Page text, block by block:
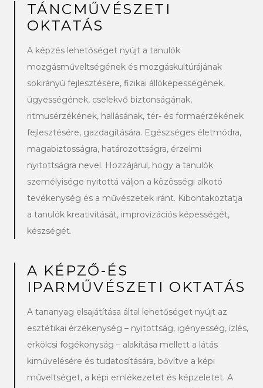
TÁNCMŰVÉSZETI
OKTATÁS
A képzés lehetőséget nyújt a tanulók
mozgásműveltségének és mozgáskultúrájának
sokirányú fejlesztésére, fizikai állóképességének,
ügyességének, cselekvő biztonságának,
ritmusérzékének, hallásának, tér- és formaérzékének
fejlesztésére, gazdagítására. Egészséges életmódra,
magabiztosságra, határozottságra, érzelmi
nyitottságra nevel. Hozzájárul, hogy a tanulók
személyisége nyitottá váljon a közösségi alkotó
tevékenység és a művészetek iránt. Kibontakoztatja
a tanulók kreativitását, improvizációs képességét,
készségét.
A KÉPZŐ-ÉS
IPARMŰVÉSZETI OKTATÁS
A tananyag elsajátítása által lehetőséget nyújt az
esztétikai érzékenység – nyitottság, igényesség, ízlés,
erkölcsi fogékonyság – alakítása mellett a látás
kiművelésére és tudatosítására, bővítve a képi
műveltséget, a képi emlékezetet és képzeletet. A